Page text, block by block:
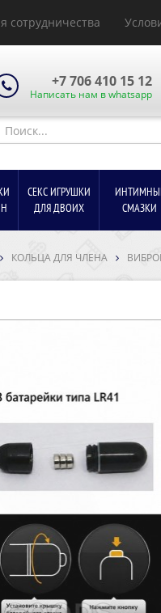
сотрудничества
+7 706 410 15 12
Написать нам в whatsapp
СЕКС ИГРУШКИ
ДЛЯ ДВОИХ
СМАЗКИ
КОЛЬЦА ДЛЯ ЧЛЕНА